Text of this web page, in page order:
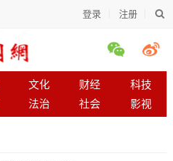
登录 注册
文化 财经
科技
法治 社会 影视